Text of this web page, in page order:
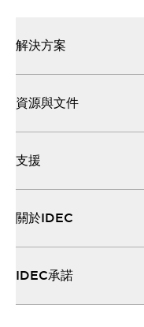
解決方案
資源與文件
支援
關於IDEC
IDEC承諾